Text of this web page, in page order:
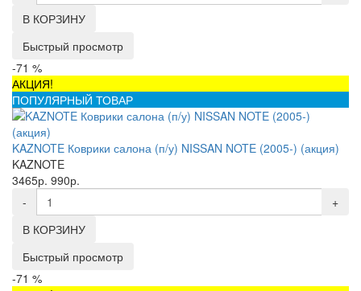
В КОРЗИНУ
Быстрый просмотр
-71 %
АКЦИЯ!
ПОПУЛЯРНЫЙ ТОВАР
KAZNOTE Коврики салона (п/у) NISSAN NOTE (2005-) (акция)
KAZNOTE
3465р. 990р.
-
+
В КОРЗИНУ
Быстрый просмотр
-71 %